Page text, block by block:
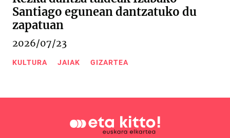
Santiago egunean dantzatuko du
zapatuan
2026/07/23
KULTURA JAIAK GIZARTEA